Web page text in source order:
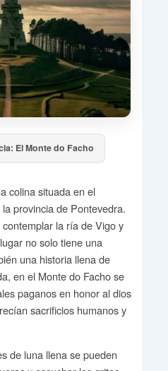
El Monte do Facho
colina situada en el
provincia de Pontevedra.
la ría de Vigo y
no solo tiene una
una historia llena de
en el Monte do Facho se
paganos en honor al dios
sacrificios humanos y
de luna llena se pueden